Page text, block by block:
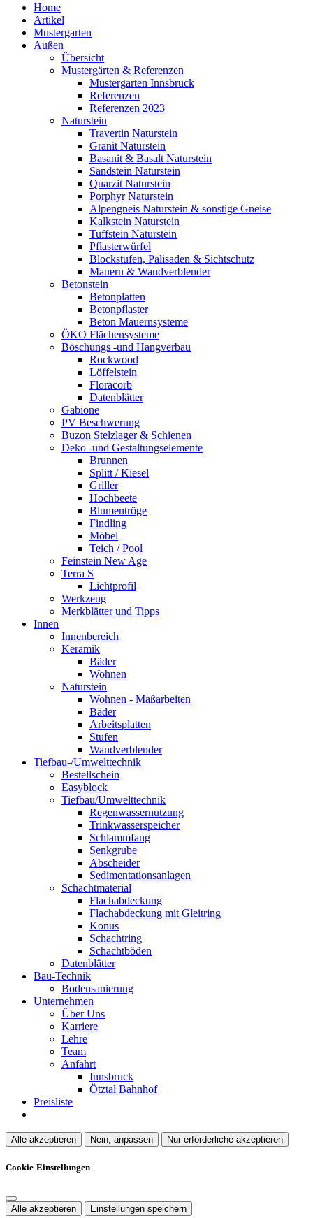
Home
Artikel
Mustergarten
Außen
Übersicht
Mustergärten & Referenzen
Mustergarten Innsbruck
Referenzen
Referenzen 2023
Naturstein
Travertin Naturstein
Granit Naturstein
Basanit & Basalt Naturstein
Sandstein Naturstein
Quarzit Naturstein
Porphyr Naturstein
Alpengneis Naturstein & sonstige Gneise
Kalkstein Naturstein
Tuffstein Naturstein
Pflasterwürfel
Blockstufen, Palisaden & Sichtschutz
Mauern & Wandverblender
Betonstein
Betonplatten
Betonpflaster
Beton Mauernsysteme
ÖKO Flächensysteme
Böschungs -und Hangverbau
Rockwood
Löffelstein
Floracorb
Datenblätter
Gabione
PV Beschwerung
Buzon Stelzlager & Schienen
Deko -und Gestaltungselemente
Brunnen
Splitt / Kiesel
Griller
Hochbeete
Blumentröge
Findling
Möbel
Teich / Pool
Feinstein New Age
Terra S
Lichtprofil
Werkzeug
Merkblätter und Tipps
Innen
Innenbereich
Keramik
Bäder
Wohnen
Naturstein
Wohnen - Maßarbeiten
Bäder
Arbeitsplatten
Stufen
Wandverblender
Tiefbau-/Umwelttechnik
Bestellschein
Easyblock
Tiefbau/Umwelttechnik
Regenwassernutzung
Trinkwasserspeicher
Schlammfang
Senkgrube
Abscheider
Sedimentationsanlagen
Schachtmaterial
Flachabdeckung
Flachabdeckung mit Gleitring
Konus
Schachtring
Schachtböden
Datenblätter
Bau-Technik
Bodensanierung
Unternehmen
Über Uns
Karriere
Lehre
Team
Anfahrt
Innsbruck
Ötztal Bahnhof
Preisliste
Alle akzeptieren Nein, anpassen Nur erforderliche akzeptieren
Cookie-Einstellungen
Alle akzeptieren Einstellungen speichern